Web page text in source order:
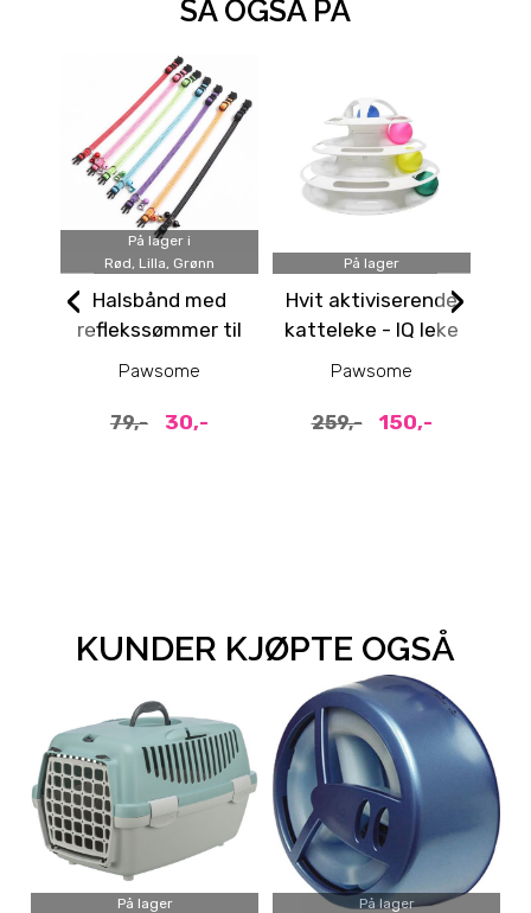
SÅ OGSÅ PÅ
På lager i
Rød, Lilla, Grønn
Halsbånd med
reflekssømmer til
katt, med
Pawsome
79,- 30,-
På lager
Hvit aktiviserende
katteleke - IQ leke
Pawsome
259,- 150,-
‹ ›
KUNDER KJØPTE OGSÅ
På lager På lager